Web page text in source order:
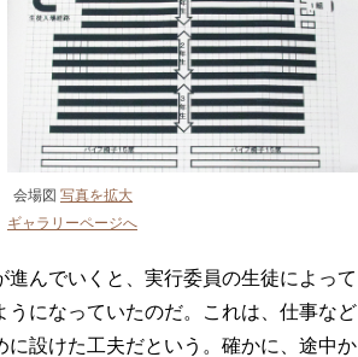
会場図 写真を拡大
ギャラリーページへ
んでいくと、実行委員の生徒によって
になっていたのだ。これは、仕事など
設けた工夫だという。確かに、途中か